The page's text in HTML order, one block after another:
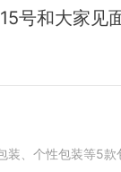
号和大家见
、个性包装等5